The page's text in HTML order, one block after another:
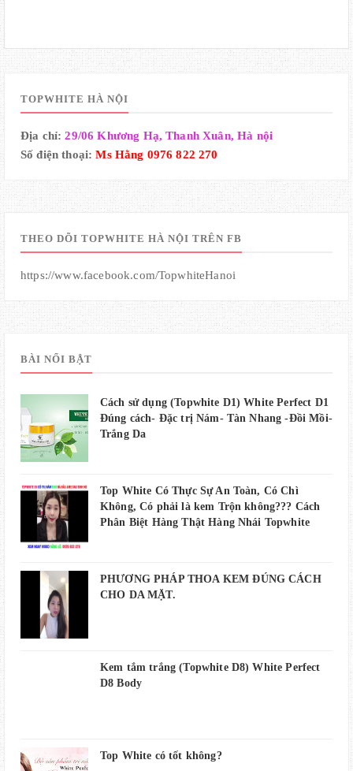
TOPWHITE HÀ NỘI
Địa chỉ:29/06 Khương Hạ, Thanh Xuân, Hà nội
Số điện thoại:Ms Hằng 0976 822 270
THEO DÕI TOPWHITE HÀ NỘI TRÊN FB
https://www.facebook.com/TopwhiteHanoi
BÀI NỔI BẬT
Cách sử dụng (Topwhite D1) White Perfect D1
Đúng cách- Đặc trị Nám- Tàn Nhang -Đồi Mồi-
Trắng Da
Top White Có Thực Sự An Toàn, Có Chì
Không, Có phải là kem Trộn không??? Cách
Phân Biệt Hàng Thật Hàng Nhái Topwhite
PHƯƠNG PHÁP THOA KEM ĐÚNG CÁCH
CHO DA MẶT.
Kem tắm trắng (Topwhite D8) White Perfect
D8 Body
Top White có tốt không?